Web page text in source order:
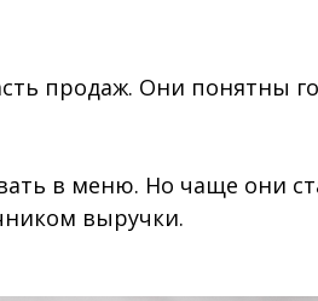
продаж. Они понятны
в меню. Но чаще они
выручки.